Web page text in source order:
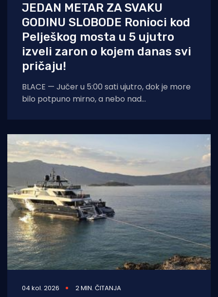
JEDAN METAR ZA SVAKU
GODINU SLOBODE Ronioci kod
Pelješkog mosta u 5 ujutro
izveli zaron o kojem danas svi
pričaju!
BLACE — Jučer u 5:00 sati ujutro, dok je more
bilo potpuno mirno, a nebo nad
04 kol. 2026 2 MIN. ČITANJA